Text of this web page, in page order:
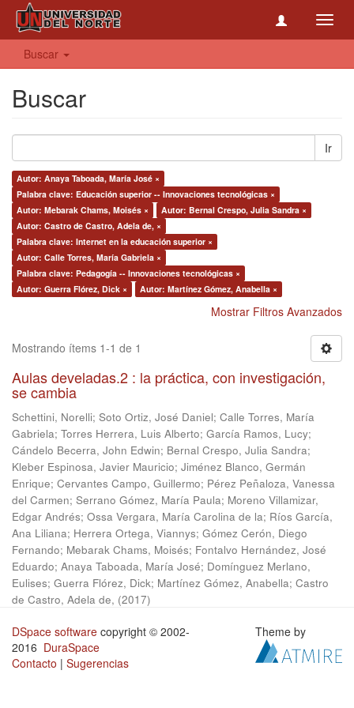
Buscar
Buscar
Ir
Autor: Anaya Taboada, María José ×
Palabra clave: Educación superior -- Innovaciones tecnológicas ×
Autor: Mebarak Chams, Moisés ×
Autor: Bernal Crespo, Julia Sandra ×
Autor: Castro de Castro, Adela de, ×
Palabra clave: Internet en la educación superior ×
Autor: Calle Torres, María Gabriela ×
Palabra clave: Pedagogía -- Innovaciones tecnológicas ×
Autor: Guerra Flórez, Dick ×
Autor: Martínez Gómez, Anabella ×
Mostrar Filtros Avanzados
Mostrando ítems 1-1 de 1
Aulas develadas.2 : la práctica, con investigación,
se cambia
Schettini, Norelli; Soto Ortiz, José Daniel; Calle Torres, María
Gabriela; Torres Herrera, Luis Alberto; García Ramos, Lucy;
Cándelo Becerra, John Edwin; Bernal Crespo, Julia Sandra;
Kleber Espinosa, Javier Mauricio; Jiménez Blanco, Germán
Enrique; Cervantes Campo, Guillermo; Pérez Peñaloza, Vanessa
del Carmen; Serrano Gómez, María Paula; Moreno Villamizar,
Edgar Andrés; Ossa Vergara, María Carolina de la; Ríos García,
Ana Liliana; Herrera Ortega, Viannys; Gómez Cerón, Diego
Fernando; Mebarak Chams, Moisés; Fontalvo Hernández, José
Eduardo; Anaya Taboada, María José; Domínguez Merlano,
Eulises; Guerra Flórez, Dick; Martínez Gómez, Anabella; Castro
de Castro, Adela de, (2017)
DSpace software copyright © 2002-
2016 DuraSpace
Contacto | Sugerencias
Theme by